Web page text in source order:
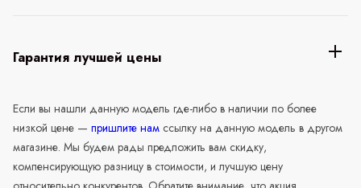
Гарантия лучшей цены
Если вы нашли данную модель где-либо в наличии по более
низкой цене — пришлите нам ссылку на данную модель в другом
магазине. Мы будем рады предложить вам скидку,
компенсирующую разницу в стоимости, и лучшую цену